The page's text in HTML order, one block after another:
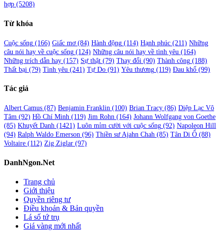
hợp (5208)
Từ khóa
Cuộc sống (166) Giấc mơ(84) Hành động (114) Hạnh phúc (211) Những
câu nói hay về cuộc sống (124) Những câu nói hay về tình yêu (164)
Những trích dẫn hay (157) Sự thật (79) Thay đổi (90) Thành công (188)
Thất bại (79) Tình yêu (241) Tự Do (91) Yêu thương (119) Đau khổ (99)
Tác giả
Albert Camus (87) Benjamin Franklin (100) Brian Tracy (86) Diệp Lạc Vô
Tâm (92) Hồ Chí Minh (119) Jim Rohn (164) Johann Wolfgang von Goethe
(85) Khuyết Danh (1421) Luôn mỉm cười với cuộc sống (92) Napoleon Hill
(94) Ralph Waldo Emerson (96) Thiền sư Ajahn Chah (85) Tân Di Ổ (88)
Voltaire (112) Zig Ziglar (97)
DanhNgon.Net
Trang chủ
Giới thiệu
Quyền riêng tư
Điều khoản & Bản quyền
Lá số tứ trụ
Giá vàng mới nhất